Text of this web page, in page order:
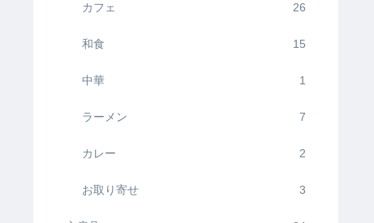
カフェ 26
和食 15
中華 1
ラーメン 7
カレー 2
お取り寄せ 3